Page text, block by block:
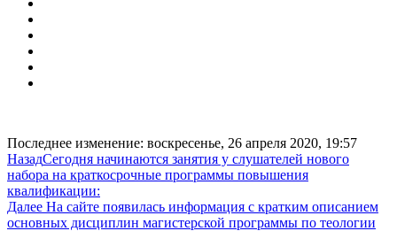
Последнее изменение: воскресенье, 26 апреля 2020, 19:57
НазадСегодня начинаются занятия у слушателей нового
набора на краткосрочные программы повышения
квалификации:
Далее На сайте появилась информация с кратким описанием
основных дисциплин магистерской программы по теологии